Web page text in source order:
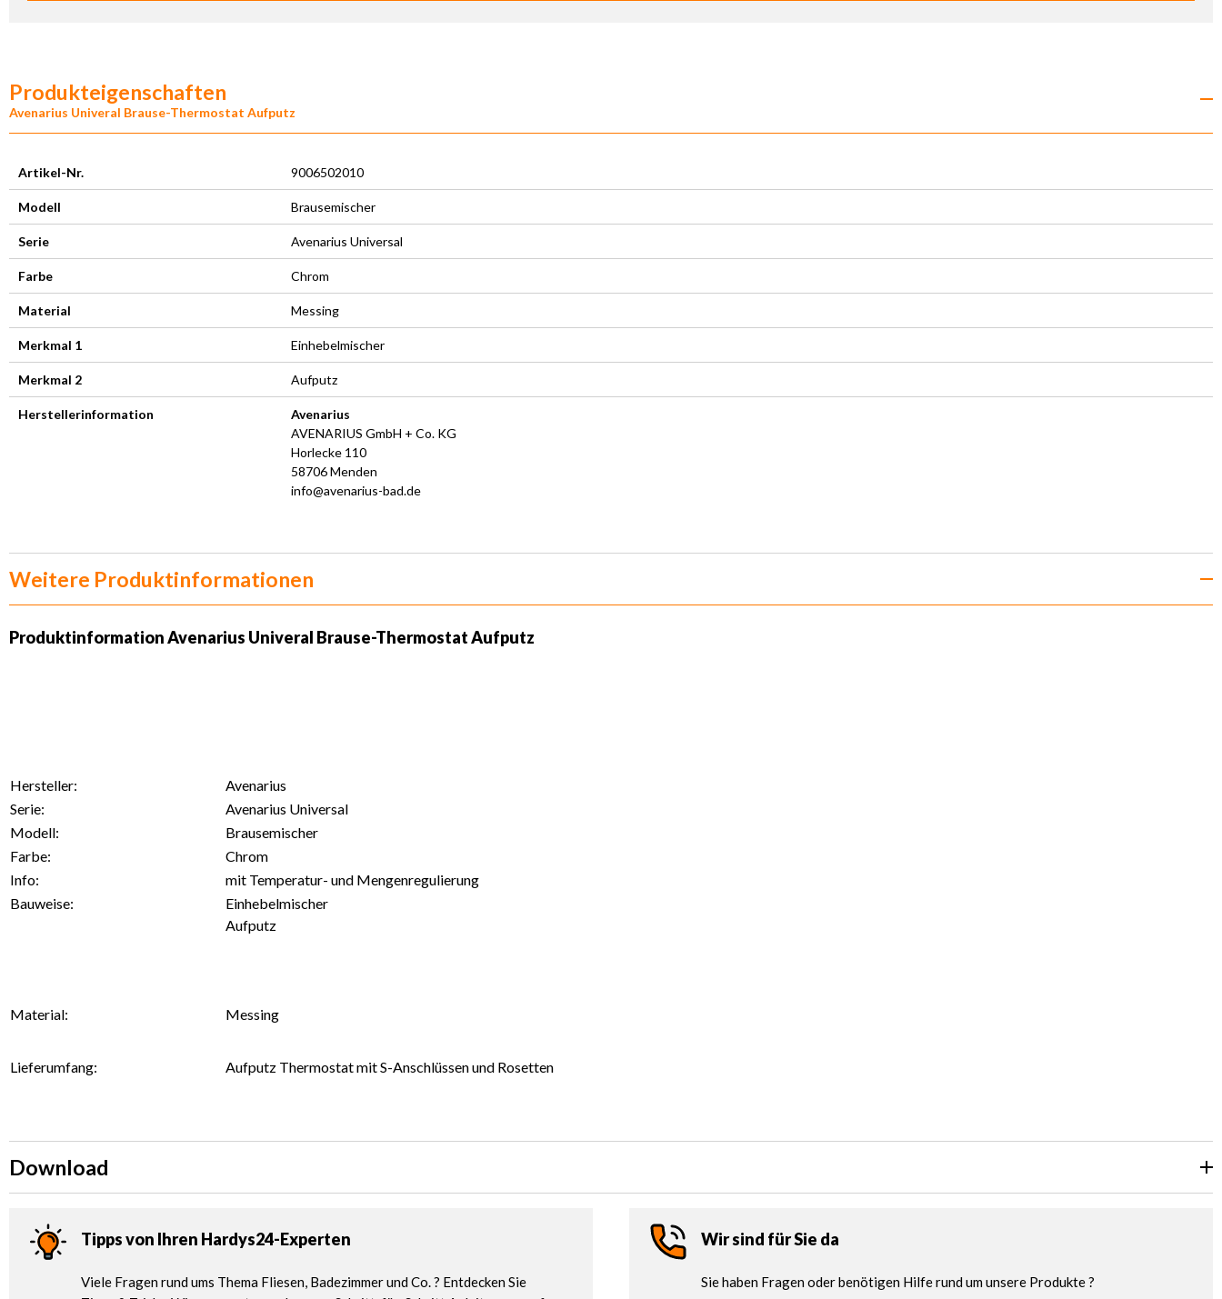
Produkteigenschaften
Avenarius Univeral Brause-Thermostat Aufputz
Artikel-Nr. 9006502010
Modell Brausemischer
Serie Avenarius Universal
Farbe Chrom
Material Messing
Merkmal 1 Einhebelmischer
Merkmal 2 Aufputz
Herstellerinformation
Avenarius
AVENARIUS GmbH + Co. KG
Horlecke 110
58706 Menden
info@avenarius-bad.de
Weitere Produktinformationen
Produktinformation Avenarius Univeral Brause-Thermostat Aufputz
Hersteller:
Avenarius
Serie:
Avenarius Universal
Modell:
Brausemischer
Farbe:
Chrom
Info:
mit Temperatur- und Mengenregulierung
Bauweise:
Einhebelmischer
Aufputz
Material: Messing
Lieferumfang: Aufputz Thermostat mit S-Anschlüssen und Rosetten
Download
Tipps von Ihren Hardys24-Experten
Viele Fragen rund ums Thema Fliesen, Badezimmer und Co. ? Entdecken Sie
Wir sind für Sie da
Sie haben Fragen oder benötigen Hilfe rund um unsere Produkte ?